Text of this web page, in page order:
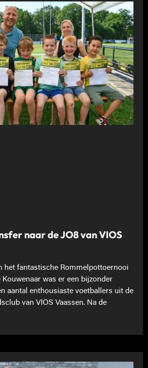
naar de JO8 van VIOS
het fantastische Rommelpottoernooi
was er een bijzonder
aantal enthousiaste voetballers uit de
van VIOS Vaassen. Na de